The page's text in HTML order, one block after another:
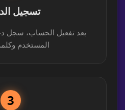
تسجيل
بعد تفعيل الحساب، سجل
المستخدم
3